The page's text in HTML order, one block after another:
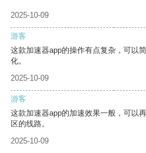
2025-10-09
游客
这款加速器app的操作有点复杂，可以
化。
2025-10-09
游客
这款加速器app的加速效果一般，可以
区的线路。
2025-10-09